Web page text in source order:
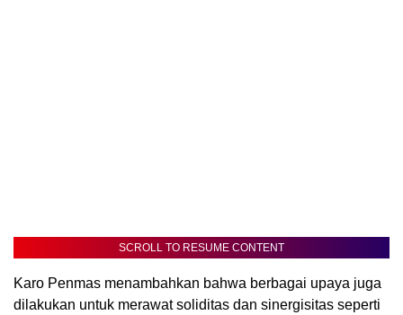
SCROLL TO RESUME CONTENT
Karo Penmas menambahkan bahwa berbagai upaya juga
dilakukan untuk merawat soliditas dan sinergisitas seperti